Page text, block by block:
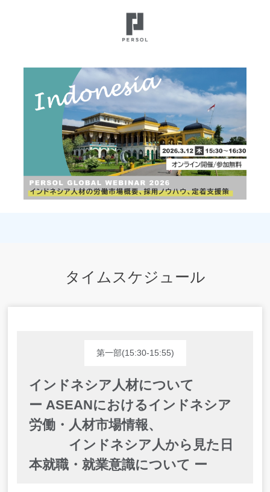
タイムスケジュール
第一部(15:30-15:55)
インドネシア人材について
ー ASEANにおけるインドネシア
労働・人材市場情報、
インドネシア人から見た日
本就職・就業意識について ー